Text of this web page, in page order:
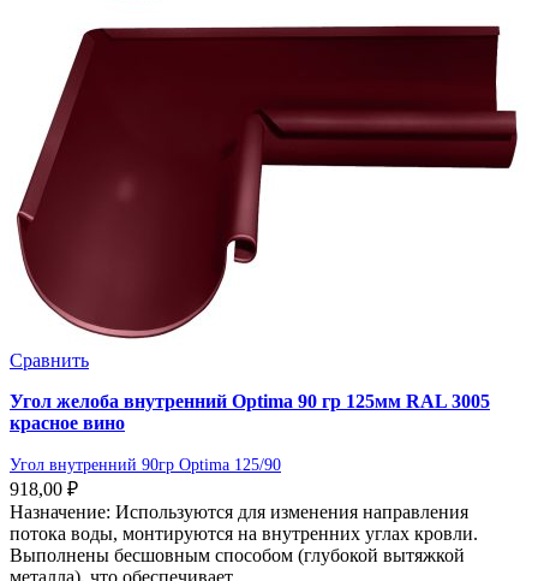
Сравнить
Угол желоба внутренний Optima 90 гр 125мм RAL 3005
красное вино
Угол внутренний 90гр Optima 125/90
918,00 ₽
Назначение: Используются для изменения направления
потока воды, монтируются на внутренних углах кровли.
Выполнены бесшовным способом (глубокой вытяжкой
металла), что обеспечивает